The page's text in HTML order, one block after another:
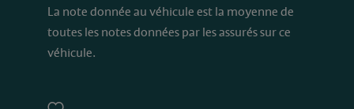
La note donnée au véhicule est la moyenne de
toutes les notes données par les assurés sur ce
véhicule.